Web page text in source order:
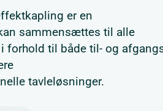
er en
sammensættes til alle
forhold til både til- og
tavleløsninger.